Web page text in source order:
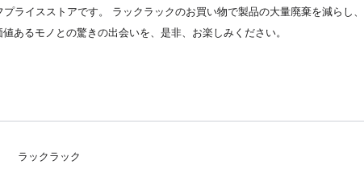
ライスストアです。 ラックラックのお買い物で製品の大量廃棄を減らし
あるモノとの驚きの出会いを、是非、お楽しみください。
ラックラック